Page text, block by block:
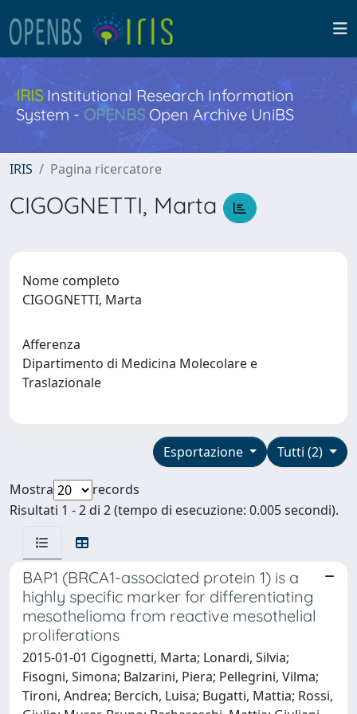
IRISInstitutional Research Information
System - OPENBS Open Archive UniBS
IRIS Pagina ricercatore
CIGOGNETTI, Marta
Nome completo
CIGOGNETTI, Marta
Afferenza
Dipartimento di Medicina Molecolare e
Traslazionale
Tutti (2)
Esportazione
Mostra
records
Risultati 1 - 2 di 2 (tempo di esecuzione: 0.005 secondi).
BAP1 (BRCA1-associated protein 1) is a
highly specific marker for differentiating
mesothelioma from reactive mesothelial
proliferations
2015-01-01 Cigognetti, Marta; Lonardi, Silvia;
Fisogni, Simona; Balzarini, Piera; Pellegrini, Vilma;
Tironi, Andrea; Bercich, Luisa; Bugatti, Mattia; Rossi,